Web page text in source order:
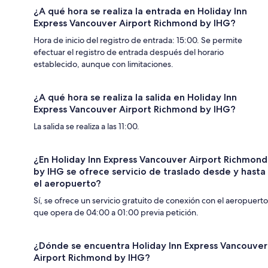
¿A qué hora se realiza la entrada en Holiday Inn
Express Vancouver Airport Richmond by IHG?
Hora de inicio del registro de entrada: 15:00. Se permite
efectuar el registro de entrada después del horario
establecido, aunque con limitaciones.
¿A qué hora se realiza la salida en Holiday Inn
Express Vancouver Airport Richmond by IHG?
La salida se realiza a las 11:00.
¿En Holiday Inn Express Vancouver Airport Richmond
by IHG se ofrece servicio de traslado desde y hasta
el aeropuerto?
Sí, se ofrece un servicio gratuito de conexión con el aeropuerto
que opera de 04:00 a 01:00 previa petición.
¿Dónde se encuentra Holiday Inn Express Vancouver
Airport Richmond by IHG?